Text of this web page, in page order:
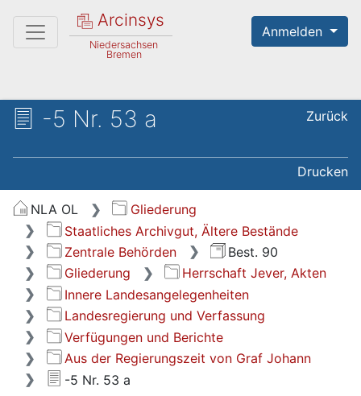
Arcinsys
Niedersachsen
Bremen
Anmelden
-5 Nr. 53 a Zurück
Drucken
NLA OL
Gliederung
Staatliches Archivgut, Ältere Bestände
Zentrale Behörden
Best. 90
Gliederung
Herrschaft Jever, Akten
Innere Landesangelegenheiten
Landesregierung und Verfassung
Verfügungen und Berichte
Aus der Regierungszeit von Graf Johann
-5 Nr. 53 a